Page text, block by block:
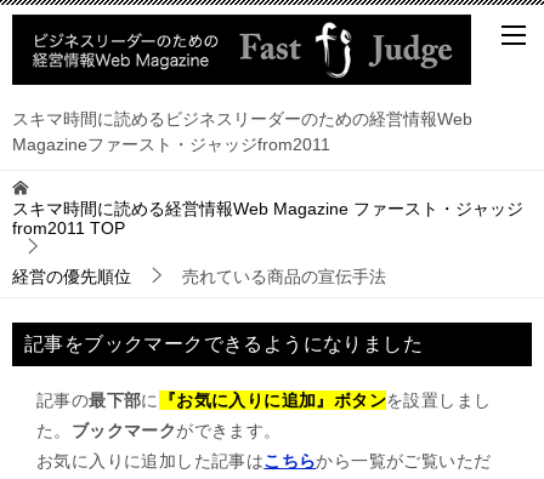
スキマ時間に読めるビジネスリーダーのための経営情報Web
Magazineファースト・ジャッジfrom2011
スキマ時間に読める経営情報Web Magazine ファースト・ジャッジ
from2011 TOP
経営の優先順位 売れている商品の宣伝手法
記事をブックマークできるようになりました
記事の最下部に 『お気に入りに追加』ボタンを設置しまし
た。 ブックマークができます。
お気に入りに追加した記事はこちらから一覧がご覧いただ